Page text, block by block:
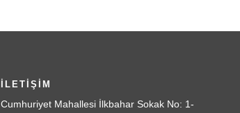
İLETİŞİM
Cumhuriyet Mahallesi İlkbahar Sokak No: 1-